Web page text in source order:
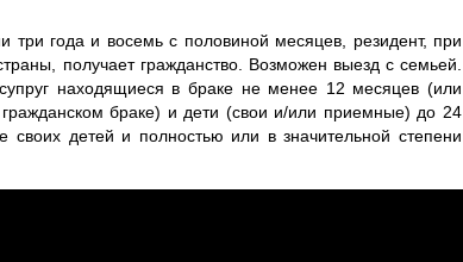
года и восемь с половиной месяцев, резидент, при
получает гражданство. Возможен выезд с семьей.
находящиеся в браке не менее 12 месяцев (или
браке) и дети (свои и/или приемные) до 24
детей и полностью или в значительной степени